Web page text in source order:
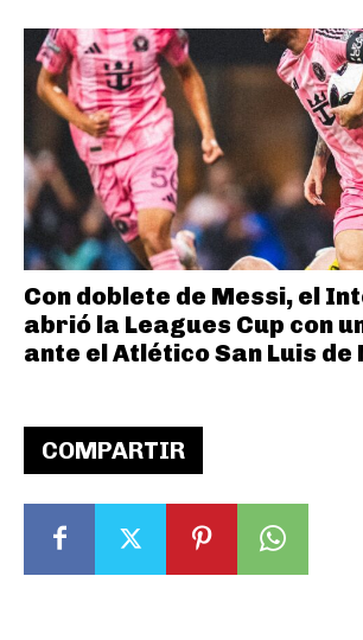
COMPARTIR
Con doblete de Messi, el
abrió la Leagues Cup con
ante el Atlético San Luis de